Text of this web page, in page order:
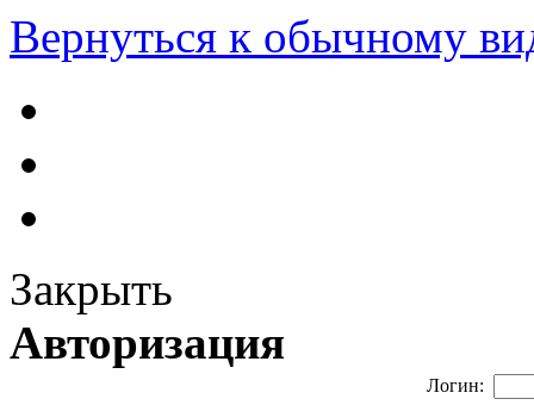
Вернуться к обычному
Закрыть
Авторизация
Логин: